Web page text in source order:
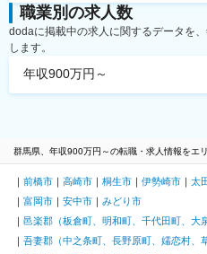
職業別の求人数
dodaに掲載中の求人に関するデータを
します。
年収900万円～
群馬県、年収900万円～の転職・求人情報をエ
前橋市 高崎市 桐生市 伊勢崎市 太
富岡市
安中市
みどり市
邑楽郡（板倉町、明和町、千代田町、大
吾妻郡（中之条町、長野原町、嬬恋村、